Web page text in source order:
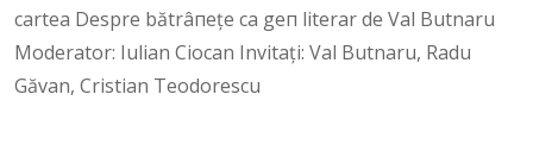
cartea Despre bătrâпеțе са gеп literar de Vаl Butnaru
Moderator: Iulian Ciocan Invitați: Vаl Butnaru, Radu
Găvan, Cristian Teodorescu